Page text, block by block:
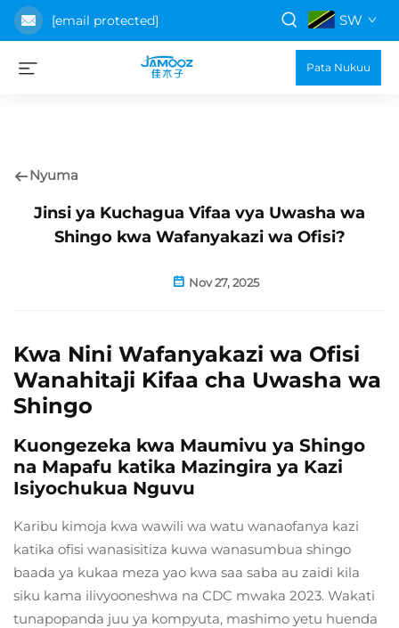
[email protected] SW
Pata Nukuu
Nyuma
Jinsi ya Kuchagua Vifaa vya Uwasha wa
Shingo kwa Wafanyakazi wa Ofisi?
Nov 27, 2025
Kwa Nini Wafanyakazi wa Ofisi
Wanahitaji Kifaa cha Uwasha wa
Shingo
Kuongezeka kwa Maumivu ya Shingo
na Mapafu katika Mazingira ya Kazi
Isiyochukua Nguvu
Karibu kimoja kwa wawili wa watu wanaofanya kazi
katika ofisi wanasisitiza kuwa wanasumbua shingo
baada ya kukaa meza yao kwa saa saba au zaidi kila
siku kama ilivyooneshwa na CDC mwaka 2023. Wakati
tunapopanda juu ya kompyuta, mashimo yetu huenda